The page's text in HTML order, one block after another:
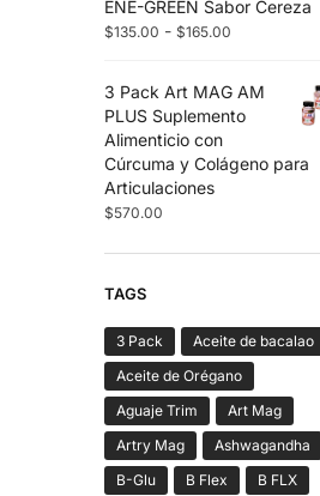
ENE-GREEN Sabor Cereza
$135.00 - $165.00
3 Pack Art MAG AM
PLUS Suplemento
Alimenticio con
Cúrcuma y Colágeno para
Articulaciones
$570.00
TAGS
3 Pack
Aceite de bacalao
Aceite de Orégano
Aguaje Trim
Art Mag
Artry Mag
Ashwagandha
B-Glu
B Flex B FLX